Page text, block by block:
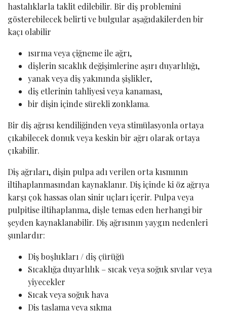
hastalıklarla taklit edilebilir. Bir diş problemini
gösterebilecek belirti ve bulgular aşağıdakilerden bir
kaçı olabilir
ısırma veya çiğneme ile ağrı,
dişlerin sıcaklık değişimlerine aşırı duyarlılığı,
yanak veya diş yakınında şişlikler,
diş etlerinin tahliyesi veya kanaması,
bir dişin içinde sürekli zonklama.
Bir diş ağrısı kendiliğinden veya stimülasyonla ortaya
çıkabilecek donuk veya keskin bir ağrı olarak ortaya
çıkabilir.
Diş ağrıları, dişin pulpa adı verilen orta kısmının
iltihaplanmasından kaynaklanır. Diş içinde ki öz ağrıya
karşı çok hassas olan sinir uçları içerir. Pulpa veya
pulpitise iltihaplanma, dişle temas eden herhangi bir
şeyden kaynaklanabilir. Diş ağrısının yaygın nedenleri
şunlardır:
Diş boşlukları / diş çürüğü
Sıcaklığa duyarlılık – sıcak veya soğuk sıvılar veya
yiyecekler
Sıcak veya soğuk hava
Diş taşlama veya sıkma